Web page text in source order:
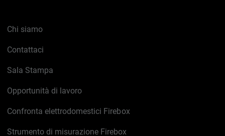
Chi siamo
Contattaci
Sala Stampa
Opportunità di lavoro
Confronta elettrodomestici Firebox
Strumento di misurazione Firebox